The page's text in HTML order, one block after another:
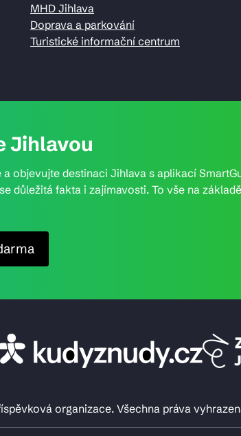
MHD Jihlava
Doprava a parkování
Turistické informační centrum
Jihlavou
objevujte destinaci Jihlava s aplikací
důležitá fakta i zajímavosti. To vše na
organizace. Všechna práva